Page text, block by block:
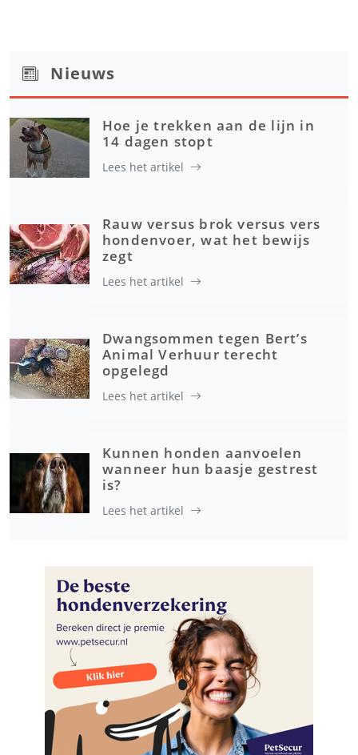
Nieuws
Hoe je trekken aan de lijn in
14 dagen stopt
Lees het artikel
Rauw versus brok versus vers
hondenvoer, wat het bewijs
zegt
Lees het artikel
Dwangsommen tegen Bert’s
Animal Verhuur terecht
opgelegd
Lees het artikel
Kunnen honden aanvoelen
wanneer hun baasje gestrest
is?
Lees het artikel